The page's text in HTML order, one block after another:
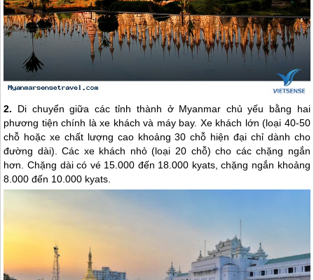
2. Di chuyển giữa các tỉnh thành ở Myanmar chủ yếu bằng hai
phương tiện chính là xe khách và máy bay. Xe khách lớn (loại 40-50
chỗ hoặc xe chất lượng cao khoảng 30 chỗ hiện đại chỉ dành cho
đường dài). Các xe khách nhỏ (loại 20 chỗ) cho các chặng ngắn
hơn. Chặng dài có vé 15.000 đến 18.000 kyats, chặng ngắn khoảng
8.000 đến 10.000 kyats.